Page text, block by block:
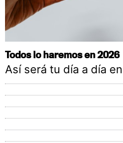
Todos lo haremos en 2026
Así será tu día a día